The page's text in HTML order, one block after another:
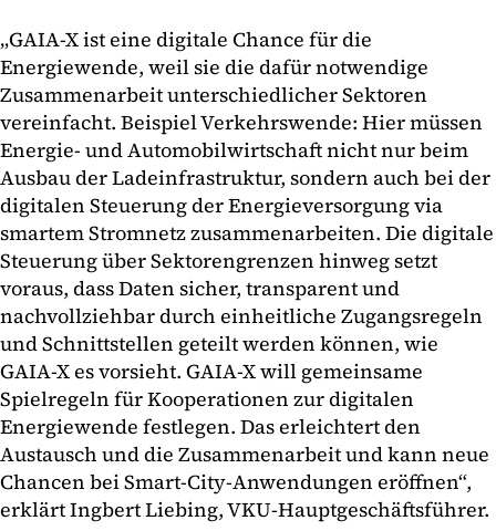
„GAIA-X ist eine digitale Chance für die
Energiewende, weil sie die dafür notwendige
Zusammenarbeit unterschiedlicher Sektoren
vereinfacht. Beispiel Verkehrswende: Hier müssen
Energie- und Automobilwirtschaft nicht nur beim
Ausbau der Ladeinfrastruktur, sondern auch bei der
digitalen Steuerung der Energieversorgung via
smartem Stromnetz zusammenarbeiten. Die digitale
Steuerung über Sektorengrenzen hinweg setzt
voraus, dass Daten sicher, transparent und
nachvollziehbar durch einheitliche Zugangsregeln
und Schnittstellen geteilt werden können, wie
GAIA-X es vorsieht. GAIA-X will gemeinsame
Spielregeln für Kooperationen zur digitalen
Energiewende festlegen. Das erleichtert den
Austausch und die Zusammenarbeit und kann neue
Chancen bei Smart-City-Anwendungen eröffnen“,
erklärt Ingbert Liebing, VKU-Hauptgeschäftsführer.